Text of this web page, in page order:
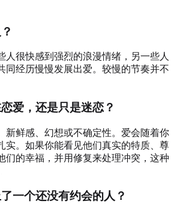
人很快感到强烈的浪漫情绪，另一些人
同经历慢慢发展出爱。较慢的节奏并不
爱，还是只是迷恋？
新鲜感、幻想或不确定性。爱会随着你
实。如果你能看见他们真实的特质、尊
们的幸福，并用修复来处理冲突，这种
一个还没有约会的人？